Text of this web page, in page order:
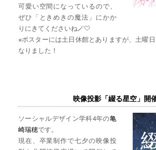
可愛い空間になっているので、
ぜひ「ときめきの魔法」にかか
りにきてくださいね🪄🤍
※ポスターには土日休館とありますが、土曜
なりました！
映像投影「綴る星空」開
ソーシャルデザイン学科4年の亀
崎瑞穂です。
現在、卒業制作で七夕の映像投